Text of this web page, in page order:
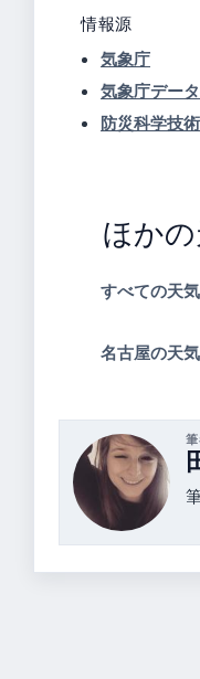
情報源
気象庁
気象庁デー
防災科学技
ほか
すべての天
名古屋の天気
筆